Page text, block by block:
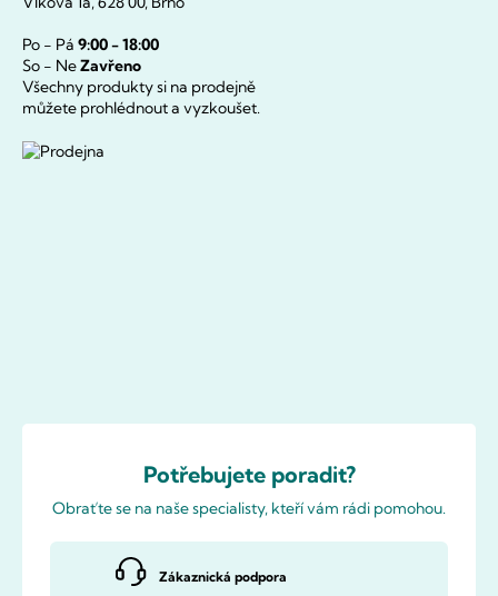
Po - Pá 9:00 - 18:00
So - NeZavřeno
Všechny produkty si na prodejně
můžete prohlédnout a vyzkoušet.
Potřebujete poradit?
Obraťte se na naše specialisty, kteří vám rádi pomohou.
Zákaznická podpora